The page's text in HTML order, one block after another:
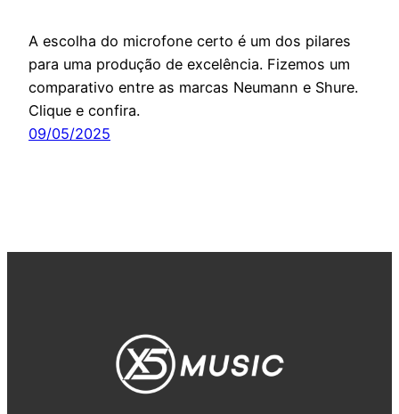
A escolha do microfone certo é um dos pilares
para uma produção de excelência. Fizemos um
comparativo entre as marcas Neumann e Shure.
Clique e confira.
09/05/2025